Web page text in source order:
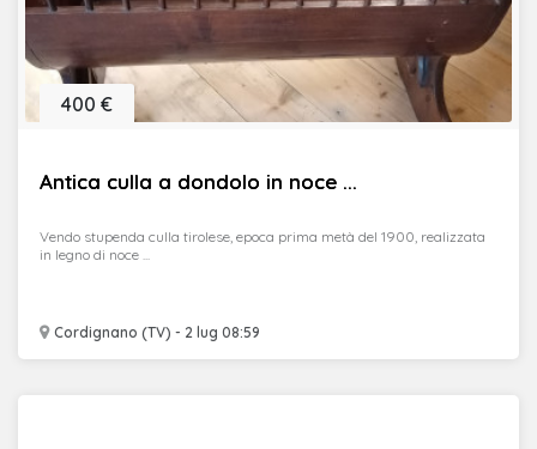
Antica culla a dondolo in noce ...
Cordignano (TV) - 2 lug 08:59
400 €
Vendo stupenda culla tirolese, epoca prima metà del 1900, realizzata
in legno di noce ...